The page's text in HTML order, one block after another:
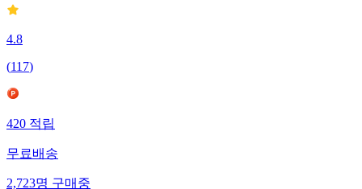
4.8
(117)
420 적립
무료배송
2,723명 구매중